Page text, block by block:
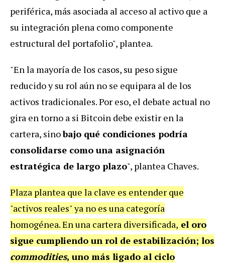
periférica, más asociada al acceso al activo que a
su integración plena como componente
estructural del portafolio", plantea.
"En la mayoría de los casos, su peso sigue
reducido y su rol aún no se equipara al de los
activos tradicionales. Por eso, el debate actual no
gira en torno a si Bitcoin debe existir en la
cartera, sinobajo qué condiciones podría
consolidarse como una asignación
estratégica de largo plazo", plantea Chaves.
Plaza plantea que la clave es entender que
"activos reales" ya no es una categoría
homogénea. En una cartera diversificada, el oro
sigue cumpliendo un rol de estabilización; los
commodities, uno más ligado al ciclo